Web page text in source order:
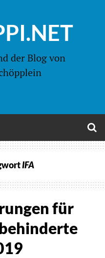
der Blog von
IFA
für